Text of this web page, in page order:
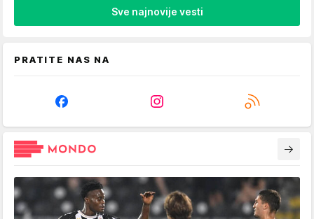
Sve najnovije vesti
PRATITE NAS NA